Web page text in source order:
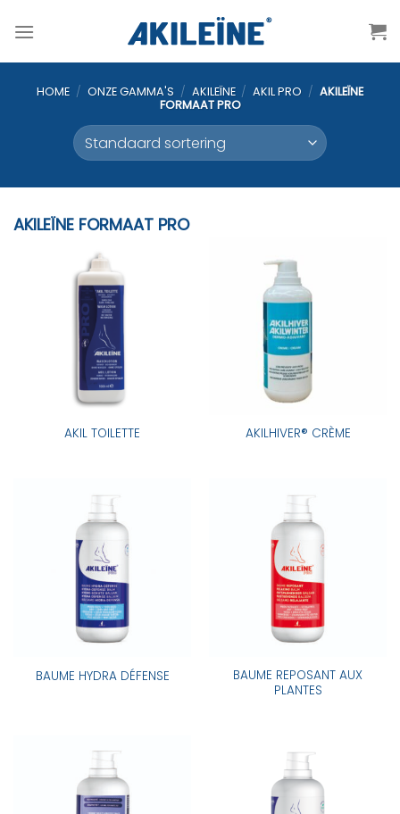
naar
HOME / ONZE GAMMA'S / AKILEÏNE / AKIL PRO / AKILEÏNE
FORMAAT PRO
AKILEÏNE FORMAAT PRO
AKIL TOILETTE AKILHIVER® CRÈME
BAUME HYDRA DÉFENSE
BAUME REPOSANT AUX
PLANTES